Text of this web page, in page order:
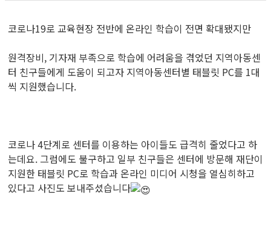
코로나19로 교육현장 전반에 온라인 학습이 전면 확대됐지만
원격장비, 기자재 부족으로 학습에 어려움을 겪었던 지역아동센
터 친구들에게 도움이 되고자 지역아동센터별 태블릿 PC를 1대
씩 지원했습니다.
코로나 4단계로 센터를 이용하는 아이들도 급격히 줄었다고 하
는데요. 그럼에도 불구하고 일부 친구들은 센터에 방문해 재단이
지원한 태블릿 PC로 학습과 온라인 미디어 시청을 열심히하고
있다고 사진도 보내주셨습니다